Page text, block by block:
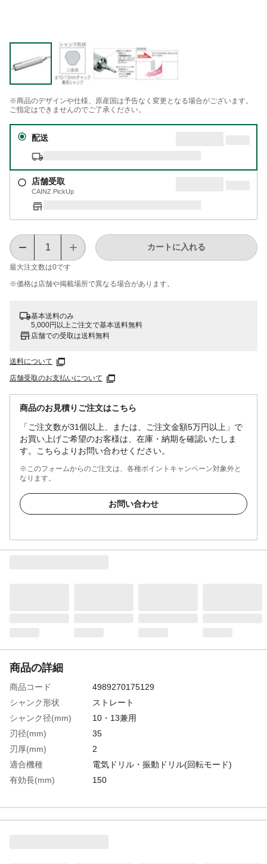
※商品のデザインや仕様、原産国は予告なく変更となる場合がございます。
ご指定はできませんのでご了承ください。
配送
店舗受取
CAINZ PickUp
最大注文数は0です
カートに入れる
※価格は​店舗や​掲載場所で​異なる​場合が​あります。
基本送料のみ
5,000円以上ご注文で基本送料無料
店舗での受取は送料無料
送料について
店舗受取のお支払いについて
商品のお見積りご注文はこちら
「ご注文数が31個以上、または、ご注文金額5万円以上」で
お買い上げご希望のお客様は、在庫・納期を確認いたしま
す。こちらよりお問い合わせください。
※このフォームからのご注文は、各種ポイントキャンペーン対象外と
なります。
お問い合わせ
商品の詳細
商品コード
4989270175129
シャンク形状
ストレート
シャンク径(mm)
10・13兼用
刃径(mm)
35
刃厚(mm)
2
適合機種
電気ドリル・振動ドリル(回転モード)
有効長(mm)
150
石こうボード等
生産国
日本